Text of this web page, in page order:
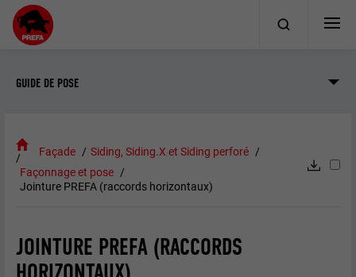
GUIDE DE POSE
Façade
Siding, Siding.X et Siding perforé
Façonnage et pose
Jointure PREFA (raccords horizontaux)
JOINTURE PREFA (RACCORDS